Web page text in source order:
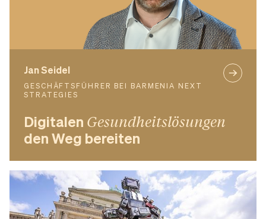
Jan Seidel
GESCHÄFTSFÜHRER BEI BARMENIA NEXT
STRATEGIES
Digitalen Gesundheitslösungen
den Weg bereiten